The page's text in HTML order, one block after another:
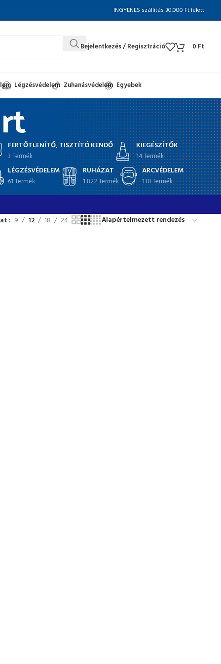
INGYENES szállítás 30.000 Ft felett
Bejelentkezés / Regisztráció 0 Ft
Légzésvédelem Zuhanásvédelem Egyebek
FERTŐTLENÍTŐ, TISZTÍTÓ KENDŐ
3 Termék
KIEGÉSZÍTŐK
14 Termék
LÉGZÉSVÉDELEM
61 Termék
RUHÁZAT
1 822 Termék
ARCVÉDELEM
130 Termék
9 12 18 24